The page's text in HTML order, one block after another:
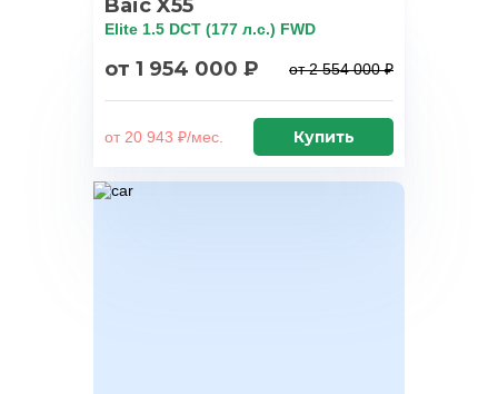
Baic X55
Elite 1.5 DCT (177 л.с.) FWD
от 1 954 000 ₽ от 2 554 000 ₽
от 20 943 ₽/мес. Купить